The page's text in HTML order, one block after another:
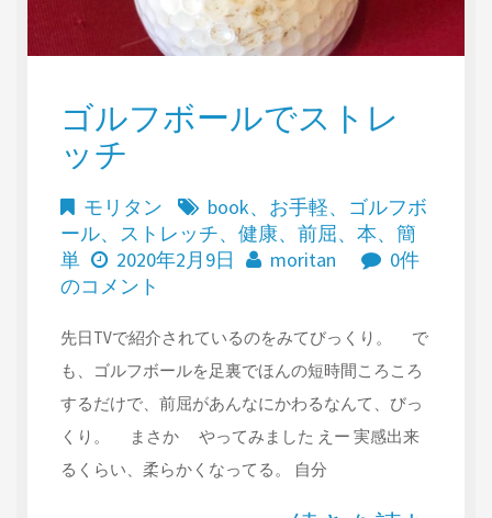
ゴルフボールでストレ
ッチ
モリタン book、 お手軽、 ゴルフボ
ール、 ストレッチ、 健康、 前屈、 本、 簡
単
2020年2月9日 moritan
0件
のコメント
先日TVで紹介されているのをみてびっくり。 で
も、ゴルフボールを足裏でほんの短時間ころころ
するだけで、前屈があんなにかわるなんて、びっ
くり。 まさか やってみました えー 実感出来
るくらい、柔らかくなってる。 自分